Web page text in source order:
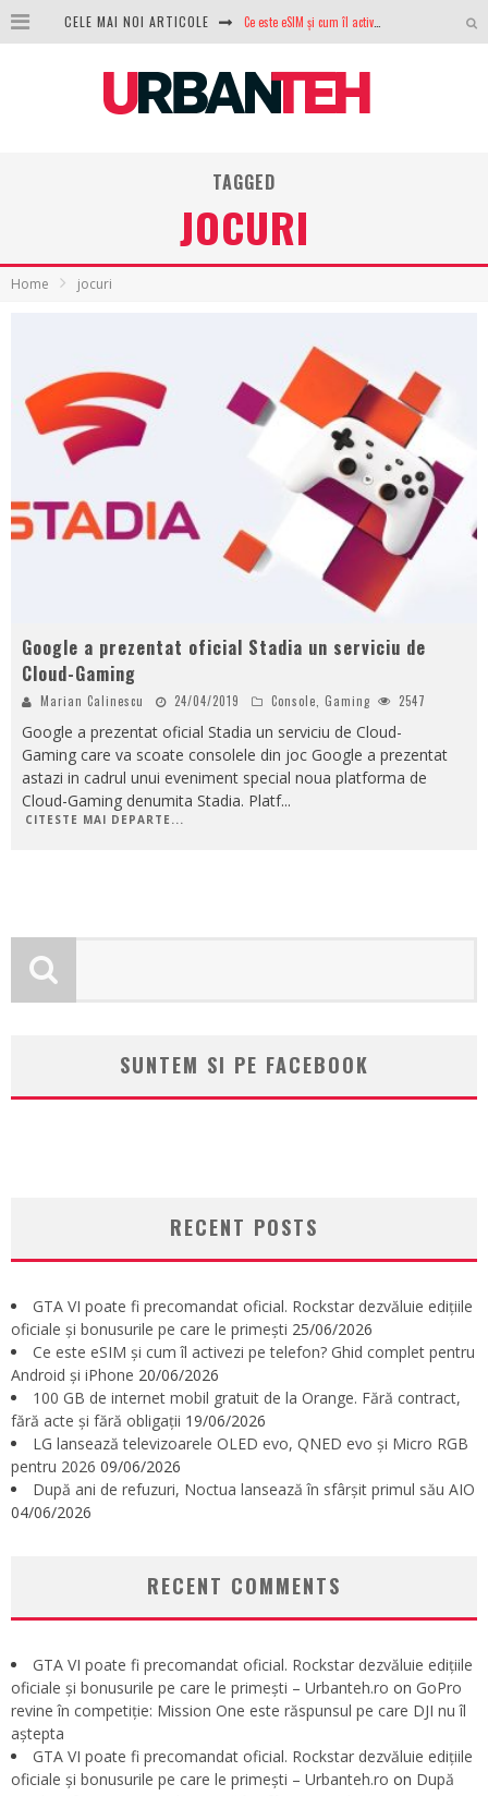
CELE MAI NOI ARTICOLE
100 GB de internet mobil gratuit de la Orange. Fără contract, fără acte și fără obligații
NVIDIA avertizează: memoria RAM și SSD-urile ar putea deveni și mai scumpe în perioada următoare
TAGGED
JOCURI
Home jocuri
Google a prezentat oficial Stadia un serviciu de
Cloud-Gaming
Marian Calinescu 24/04/2019 Console, Gaming 2547
Google a prezentat oficial Stadia un serviciu de Cloud-
Gaming care va scoate consolele din joc Google a prezentat
astazi in cadrul unui eveniment special noua platforma de
Cloud-Gaming denumita Stadia. Platf...
CITESTE MAI DEPARTE...
SUNTEM SI PE FACEBOOK
RECENT POSTS
GTA VI poate fi precomandat oficial. Rockstar dezvăluie edițiile
oficiale și bonusurile pe care le primești 25/06/2026
Ce este eSIM și cum îl activezi pe telefon? Ghid complet pentru
Android și iPhone 20/06/2026
100 GB de internet mobil gratuit de la Orange. Fără contract,
fără acte și fără obligații 19/06/2026
LG lansează televizoarele OLED evo, QNED evo și Micro RGB
pentru 2026 09/06/2026
După ani de refuzuri, Noctua lansează în sfârșit primul său AIO
04/06/2026
RECENT COMMENTS
GTA VI poate fi precomandat oficial. Rockstar dezvăluie edițiile
oficiale și bonusurile pe care le primești – Urbanteh.ro on GoPro
revine în competiție: Mission One este răspunsul pe care DJI nu îl
aștepta
GTA VI poate fi precomandat oficial. Rockstar dezvăluie edițiile
oficiale și bonusurile pe care le primești – Urbanteh.ro on După